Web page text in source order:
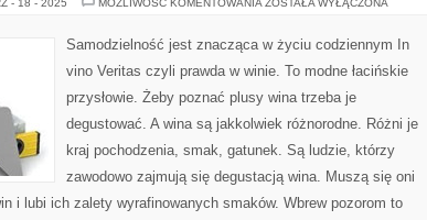
- 18 - 2025 MOŻLIWOŚĆ KOMENTOWANIA
ŻYCIU
ZOSTAŁA WYŁĄCZONA
Samodzielność jest znacząca w życiu codziennym In
vino Veritas czyli prawda w winie. To modne łacińskie
przysłowie. Żeby poznać plusy wina trzeba je
degustować. A wina są jakkolwiek różnorodne. Różni je
kraj pochodzenia, smak, gatunek. Są ludzie, którzy
zawodowo zajmują się degustacją wina. Muszą się oni
i lubi ich zalety wyrafinowanych smaków. Wbrew pozorom to